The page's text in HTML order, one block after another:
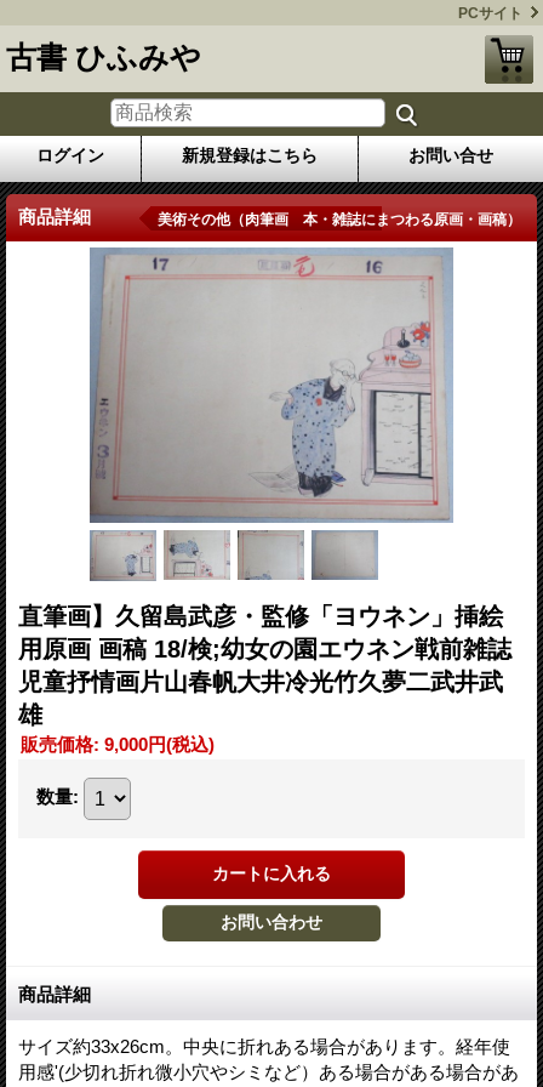
PCサイト
古書 ひふみや
ログイン 新規登録はこちら お問い合せ
商品詳細 美術その他（肉筆画 本・雑誌にまつわる原画・画稿）
直筆画】久留島武彦・監修「ヨウネン」挿絵
用原画 画稿 18/検;幼女の園エウネン戦前雑誌
児童抒情画片山春帆大井冷光竹久夢二武井武
雄
販売価格: 9,000円(税込)
数量:
商品詳細
サイズ約33x26cm。中央に折れある場合があります。経年使
用感'(少切れ折れ微小穴やシミなど）ある場合がある場合があ